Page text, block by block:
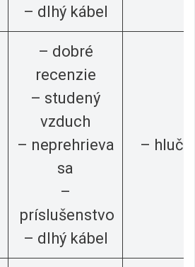
– dlhý kábel
– dobré
recenzie
– studený
vzduch
– neprehrieva
sa
–
príslušenstvo
– dlhý kábel
–